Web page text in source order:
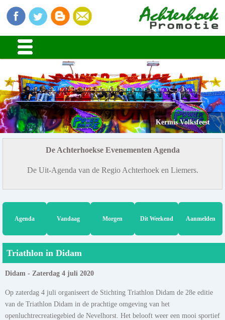
Kermis Volksfeest
De Achterhoekse Evenementen Agenda
De Uit-Agenda van de Regio Achterhoek en Liemers.
Agenda Vandaag Morgen Dit Weekend Aanmelden
Triathlon in Didam
Didam - Zaterdag 4 juli 2020
Op zaterdag 4 juli organiseert de Stichting Triathlon Didam de 28e editie
van de Triathlon Didam in de prachtige omgeving van het
openluchtrecreatiegebied de Nevelhorst. Het belooft weer een mooi sportief